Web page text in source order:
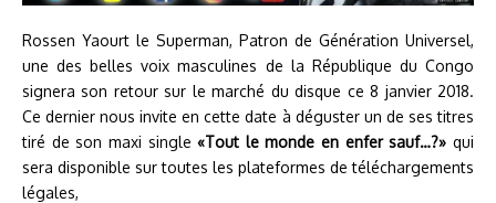
Rossen Yaourt le Superman, Patron de Génération Universel,
une des belles voix masculines de la République du Congo
signera son retour sur le marché du disque ce 8 janvier 2018.
Ce dernier nous invite en cette date à déguster un de ses titres
tiré de son maxi single«Tout le monde en enfer sauf…?» qui
sera disponible sur toutes les plateformes de téléchargements
légales,